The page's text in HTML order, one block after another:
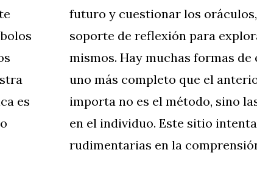
es
futuro y cuestionar los
soporte de reflexión para
mismos. Hay muchas formas de
uno más completo que el
importa no es el método, sino
en el individuo. Este sitio
rudimentarias en la